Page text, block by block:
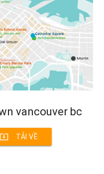
vancouver bc
system_update_alt TẢI VỀ